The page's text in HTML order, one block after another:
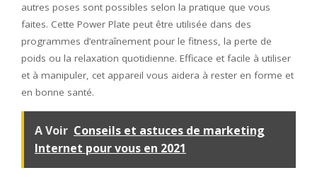
autres poses sont possibles selon la pratique que vous
faites. Cette Power Plate peut être utilisée dans des
programmes d’entraînement pour le fitness, la perte de
poids ou la relaxation quotidienne. Efficace et facile à utiliser
et à manipuler, cet appareil vous aidera à rester en forme et
en bonne santé.
A Voir Conseils et astuces de marketing
Internet pour vous en 2021